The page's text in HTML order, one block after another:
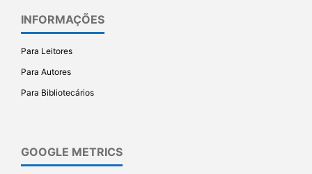
INFORMAÇÕES
Para Leitores
Para Autores
Para Bibliotecários
GOOGLE METRICS